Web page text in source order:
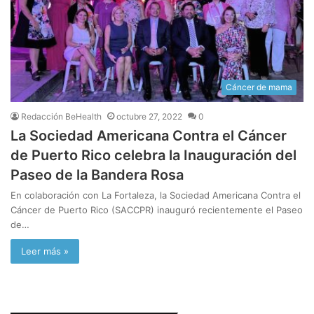
Cáncer de mama
Redacción BeHealth octubre 27, 2022 0
La Sociedad Americana Contra el Cáncer
de Puerto Rico celebra la Inauguración del
Paseo de la Bandera Rosa
En colaboración con La Fortaleza, la Sociedad Americana Contra el
Cáncer de Puerto Rico (SACCPR) inauguró recientemente el Paseo
de…
Leer más »